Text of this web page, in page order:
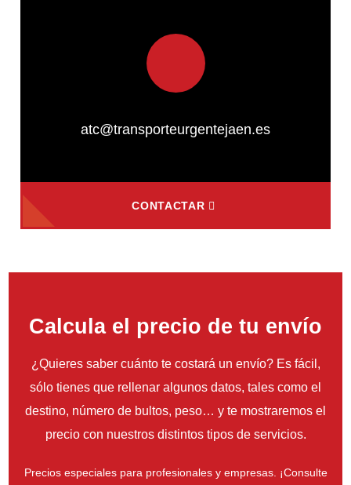
atc@transporteurgentejaen.es
CONTACTAR
Calcula el precio de tu envío
¿Quieres saber cuánto te costará un envío? Es fácil,
sólo tienes que rellenar algunos datos, tales como el
destino, número de bultos, peso… y te mostraremos el
precio con nuestros distintos tipos de servicios.
Precios especiales para profesionales y empresas. ¡Consulte